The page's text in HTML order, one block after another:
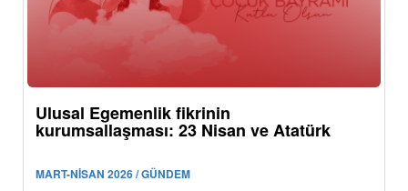
Ulusal Egemenlik fikrinin
kurumsallaşması: 23 Nisan ve Atatürk
MART-NİSAN 2026 / GÜNDEM